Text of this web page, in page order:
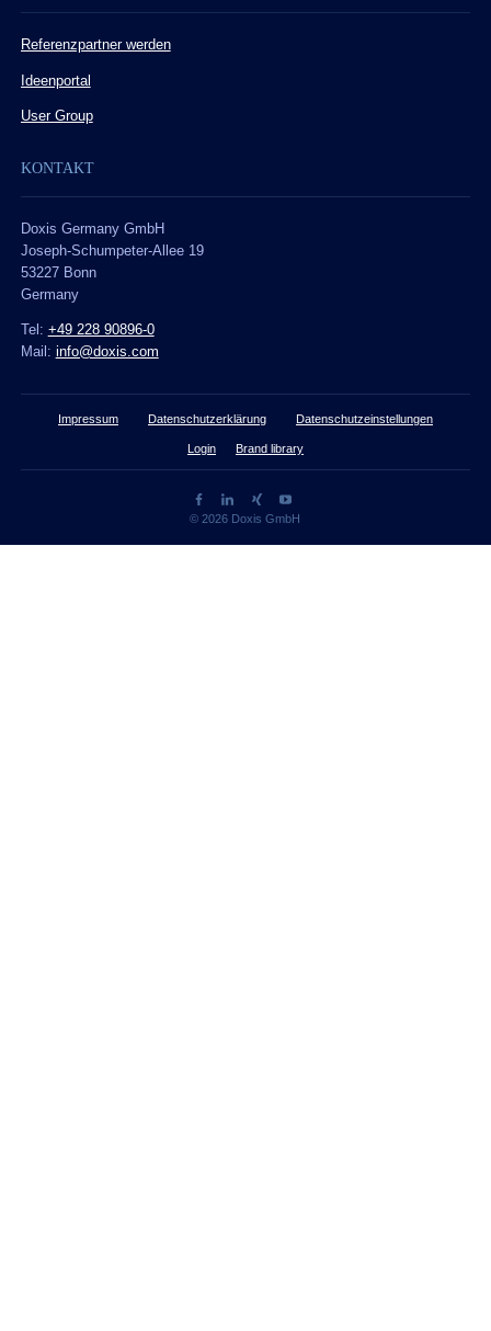
Referenzpartner werden
Ideenportal
User Group
KONTAKT
Doxis Germany GmbH
Joseph-Schumpeter-Allee 19
53227 Bonn
Germany
Tel: +49 228 90896-0
Mail: info@doxis.com
Impressum Datenschutzerklärung Datenschutzeinstellungen
Login Brand library
© 2026 Doxis GmbH